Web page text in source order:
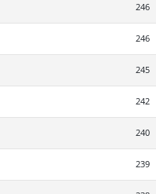
246
246
245
242
240
239